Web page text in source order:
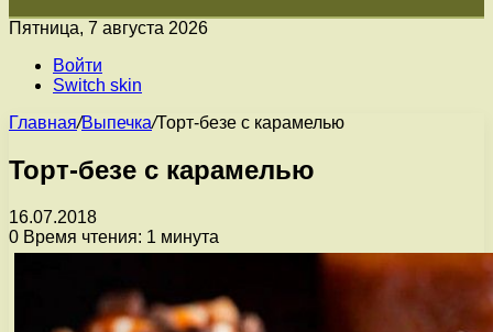
Пятница, 7 августа 2026
Войти
Switch skin
Главная/Выпечка/Торт-безе с карамелью
Торт-безе с карамелью
16.07.2018
0 Время чтения: 1 минута